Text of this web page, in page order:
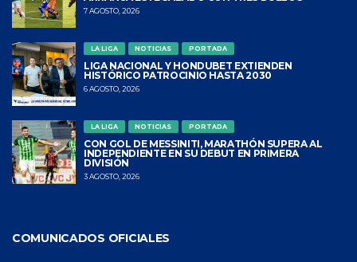
7 AGOSTO, 2026
LA LIGA NOTICIAS PORTADA
LIGA NACIONAL Y HONDUBET EXTIENDEN
HISTÓRICO PATROCINIO HASTA 2030
6 AGOSTO, 2026
LA LIGA NOTICIAS PORTADA
CON GOL DE MESSINITI, MARATHÓN SUPERA AL
INDEPENDIENTE EN SU DEBUT EN PRIMERA
DIVISIÓN
3 AGOSTO, 2026
COMUNICADOS OFICIALES